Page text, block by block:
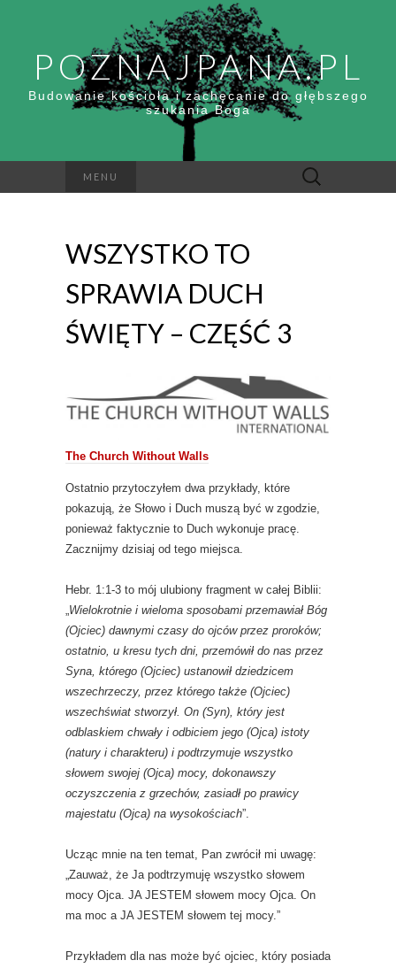
POZNAJPANA.PL
Budowanie kościoła i zachęcanie do głębszego
szukania Boga
MENU Szukaj:
WSZYSTKO TO
SPRAWIA DUCH
ŚWIĘTY – CZĘŚĆ 3
The Church Without Walls
Ostatnio przytoczyłem dwa przykłady, które
pokazują, że Słowo i Duch muszą być w zgodzie,
ponieważ faktycznie to Duch wykonuje pracę.
Zacznijmy dzisiaj od tego miejsca.
Hebr. 1:1-3 to mój ulubiony fragment w całej Biblii:
Wielokrotnie i wieloma sposobami przemawiał Bóg
(Ojciec) dawnymi czasy do ojców przez proroków;
ostatnio, u kresu tych dni, przemówił do nas przez
Syna, którego (Ojciec) ustanowił dziedzicem
wszechrzeczy, przez którego także (Ojciec)
wszechświat stworzył. On (Syn), który jest
odblaskiem chwały i odbiciem jego (Ojca) istoty
(natury i charakteru) i podtrzymuje wszystko
słowem swojej (Ojca) mocy, dokonawszy
oczyszczenia z grzechów, zasiadł po prawicy
majestatu (Ojca) na wysokościach”.
Ucząc mnie na ten temat, Pan zwrócił mi uwagę:
„Zauważ, że Ja podtrzymuję wszystko słowem
mocy Ojca. JA JESTEM słowem mocy Ojca. On
ma moc a JA JESTEM słowem tej mocy.”
Przykładem dla nas może być ojciec, który posiada